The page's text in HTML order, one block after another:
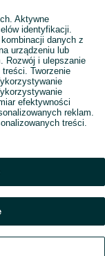
Aktywne
identyfikacji.
danych z
urządzeniu lub
Rozwój i ulepszanie
treści. Tworzenie
efektywności
reklam.
treści.